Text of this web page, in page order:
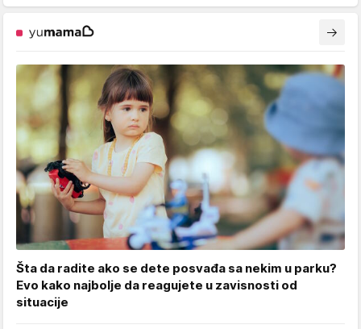
Šta da radite ako se dete posvađa sa nekim u parku?
Evo kako najbolje da reagujete u zavisnosti od
situacije